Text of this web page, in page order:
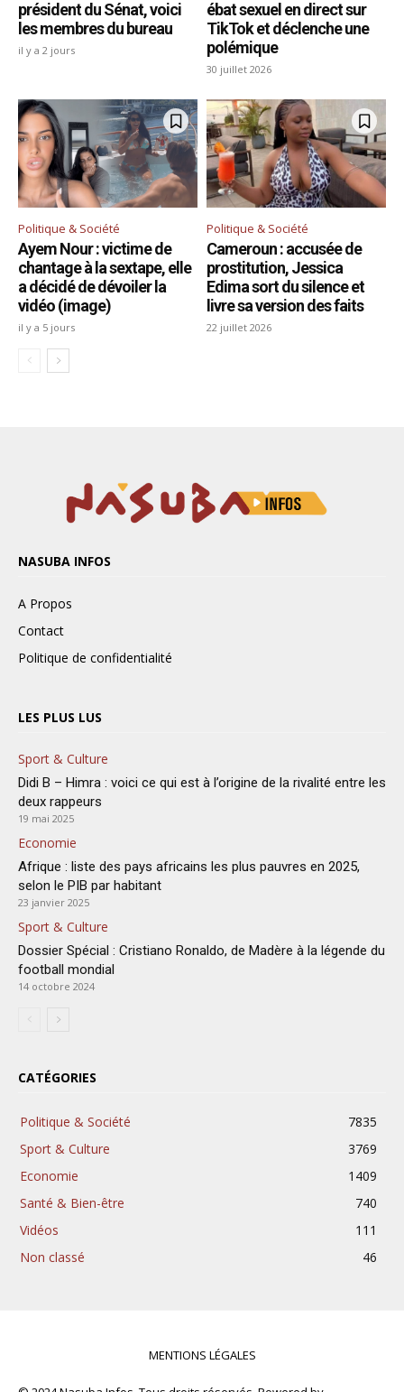
NASUBA INFOS
A Propos
Contact
Politique de confidentialité
LES PLUS LUS
Sport & Culture
Didi B – Himra : voici ce qui est à l’origine de la rivalité entre les
deux rappeurs
19 mai 2025
Economie
Afrique : liste des pays africains les plus pauvres en 2025,
selon le PIB par habitant
23 janvier 2025
Sport & Culture
Dossier Spécial : Cristiano Ronaldo, de Madère à la légende du
football mondial
14 octobre 2024
CATÉGORIES
Politique & Société
7835
Sport & Culture
3769
Economie
1409
Santé & Bien-être
740
Vidéos
111
Non classé
46
MENTIONS LÉGALES